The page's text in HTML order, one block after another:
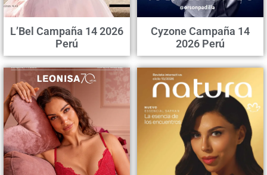
L’Bel Campaña 14 2026
Perú
Cyzone Campaña 14
2026 Perú